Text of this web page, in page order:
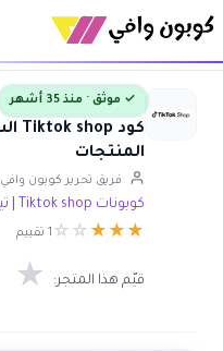
✓ موثق · منذ 35 أشهر
المنتجات
فريق تحرير كوبون وافي
كوبونات Tiktok shop | تيك توك شوب
★
★
★
☆
☆ 1 تقييم
قيّم هذا المتجر: ★